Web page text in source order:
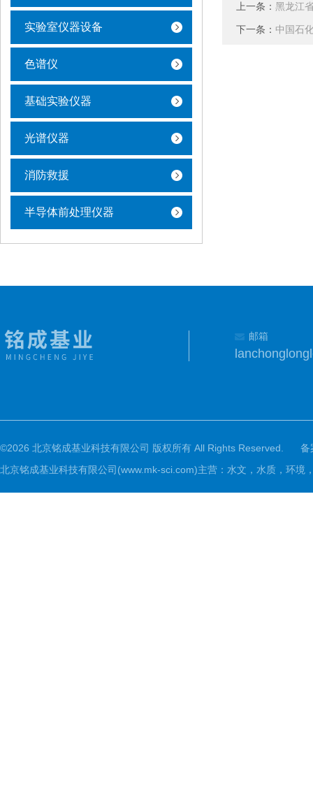
实验室仪器设备
色谱仪
基础实验仪器
光谱仪器
消防救援
半导体前处理仪器
上一条： 黑龙江
下一条： 中国石
邮箱
©2026 北京铭成基业科技有限公司 版权所有 All Rights Reserved.
备
北京铭成基业科技有限公司(www.mk-sci.com)主营：水文，水质，环境